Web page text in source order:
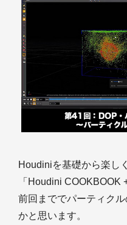
Houdiniを基礎から楽し
「Houdini COOKBOOK
前回まででパーティク
かと思います。